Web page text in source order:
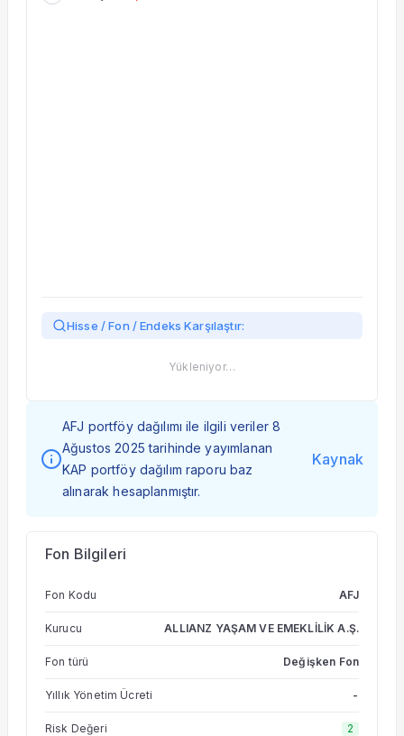
Hisse / Fon / Endeks Karşılaştır:
Yükleniyor…
AFJ portföy dağılımı ile ilgili veriler 8
Ağustos 2025 tarihinde yayımlanan
KAP portföy dağılım raporu baz
alınarak hesaplanmıştır.
Kaynak
Fon Bilgileri
Fon Kodu AFJ
Kurucu ALLIANZ YAŞAM VE EMEKLİLİK A.Ş.
Fon türü Değişken Fon
Yıllık Yönetim Ücreti -
Risk Değeri 2